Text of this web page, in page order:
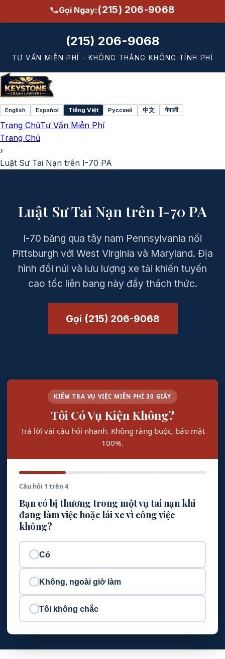
Gọi Ngay:(215) 206-9068
(215) 206-9068
TƯ VẤN MIỄN PHÍ - KHÔNG THẮNG KHÔNG TÍNH PHÍ
Select
language
English Español Tiếng Việt Русский 中文 नेपाली
Trang ChủTư Vấn Miễn Phí
Trang Chủ
›
Luật Sư Tai Nạn trên I-70 PA
Luật Sư Tai Nạn trên I-70 PA
I-70 băng qua tây nam Pennsylvania nối
Pittsburgh với West Virginia và Maryland. Địa
hình đồi núi và lưu lượng xe tải khiến tuyến
cao tốc liên bang này đầy thách thức.
Gọi (215) 206-9068
KIỂM TRA VỤ VIỆC MIỄN PHÍ 30 GIÂY
Tôi Có Vụ Kiện Không?
Trả lời vài câu hỏi nhanh. Không ràng buộc, bảo mật
100%.
Câu hỏi 1 trên 4
Bạn có bị thương trong một vụ tai nạn khi
đang làm việc hoặc lái xe vì công việc
không?
Có
Không, ngoài giờ làm
Tôi không chắc